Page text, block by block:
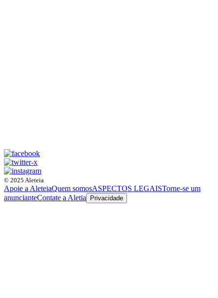
© 2025 Aleteia
Apoie a AleteiaQuem somosASPECTOS LEGAISTorne-se um
anuncianteContate a Aletia Privacidade